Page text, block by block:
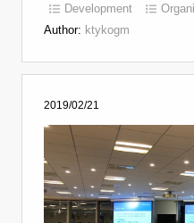
Development
Author: ktykogm
2019/02/21